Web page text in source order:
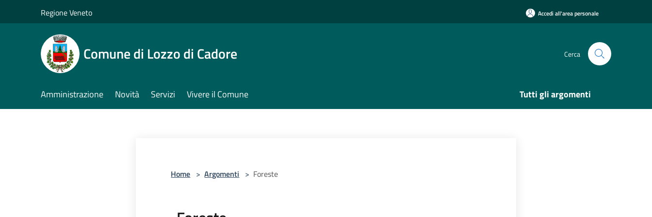
Regione Veneto Accedi all'area personale
Comune di Lozzo di Cadore Cerca
Amministrazione Novità Servizi Vivere il Comune Tutti gli argomenti
Home > Argomenti > Foreste